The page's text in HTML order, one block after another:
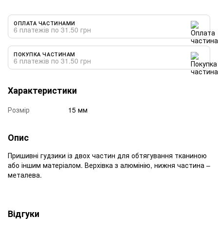
ОПЛАТА ЧАСТИНАМИ
6 платежів по 31.50 грн
ПОКУПКА ЧАСТИНАМ
6 платежів по 31.50 грн
Характеристики
Розмір 15 мм
Опис
Пришивні гудзики із двох частин для обтягування тканиною
або іншим матеріалом. Верхівка з алюмінію, нижня частина –
металева.
Відгуки